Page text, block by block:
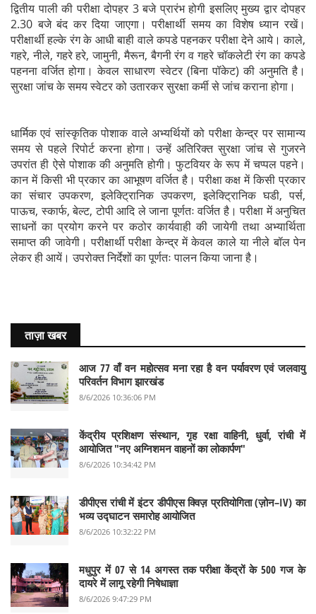
द्वितीय पाली की परीक्षा दोपहर 3 बजे प्रारंभ होगी इसलिए मुख्य द्वार दोपहर
2.30 बजे बंद कर दिया जाएगा। परीक्षार्थी समय का विशेष ध्यान रखें।
परीक्षार्थी हल्के रंग के आधी बाही वाले कपडे पहनकर परीक्षा देने आये। काले,
गहरे, नीले, गहरे हरे, जामुनी, मैरून, बैगनी रंग व गहरे चॉकलेटी रंग का कपडे
पहनना वर्जित होगा। केवल साधारण स्वेटर (बिना पॉकेट) की अनुमति है।
सुरक्षा जांच के समय स्वेटर को उतारकर सुरक्षा कर्मी से जांच कराना होगा।
धार्मिक एवं सांस्कृतिक पोशाक वाले अभ्यर्थियों को परीक्षा केन्द्र पर सामान्य
समय से पहले रिपोर्ट करना होगा। उन्हें अतिरिक्त सुरक्षा जांच से गुजरने
उपरांत ही ऐसे पोशाक की अनुमति होगी। फुटवियर के रूप में चप्पल पहने।
कान में किसी भी प्रकार का आभूषण वर्जित है। परीक्षा कक्ष में किसी प्रकार
का संचार उपकरण, इलेक्ट्रिानिक उपकरण, इलेक्ट्रिानिक घडी, पर्स,
पाऊच, स्कार्फ, बेल्ट, टोपी आदि ले जाना पूर्णतः वर्जित है। परीक्षा में अनुचित
साधनों का प्रयोग करने पर कठोर कार्यवाही की जायेगी तथा अभ्यार्थिता
समाप्त की जावेगी। परीक्षार्थी परीक्षा केन्द्र में केवल काले या नीले बॉल पेन
लेकर ही आयें। उपरोक्त निर्देशों का पूर्णतः पालन किया जाना है।
ताज़ा खबर
आज 77 वाँ वन महोत्सव मना रहा है वन पर्यावरण एवं जलवायु
परिवर्तन विभाग झारखंड
8/6/2026 10:36:06 PM
केंद्रीय प्रशिक्षण संस्थान, गृह रक्षा वाहिनी, धुर्वा, रांची में
आयोजित "नए अग्निशमन वाहनों का लोकार्पण"
8/6/2026 10:34:42 PM
डीपीएस रांची में इंटर डीपीएस क्विज़ प्रतियोगिता (ज़ोन–IV) का
भव्य उद्घाटन समारोह आयोजित
8/6/2026 10:32:22 PM
मधुपुर में 07 से 14 अगस्त तक परीक्षा केंद्रों के 500 गज के
दायरे में लागू रहेगी निषेधाज्ञा
8/6/2026 9:47:29 PM